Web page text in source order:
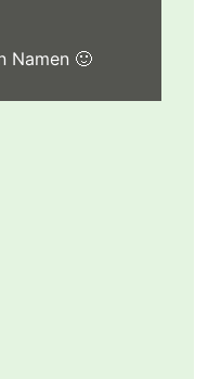
Namen 🙂